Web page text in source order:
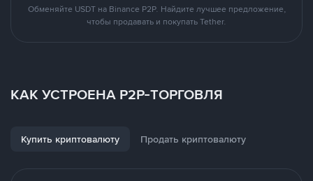
Обменяйте USDT на Binance P2P. Найдите лучшее предложение,
чтобы продавать и покупать Tether.
КАК УСТРОЕНА P2P-ТОРГОВЛЯ
Купить криптовалюту Продать криптовалюту